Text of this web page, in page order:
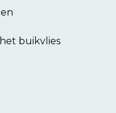
buikvlies